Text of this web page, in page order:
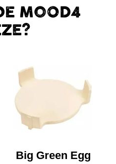
MOOD4
Big Green Egg